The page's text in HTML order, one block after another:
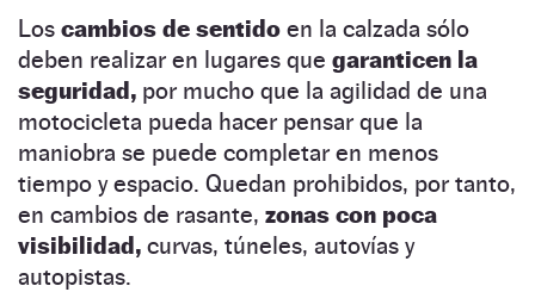
Los cambios de sentido en la calzada sólo
deben realizar en lugares que garanticen la
seguridad, por mucho que la agilidad de una
motocicleta pueda hacer pensar que la
maniobra se puede completar en menos
tiempo y espacio. Quedan prohibidos, por tanto,
en cambios de rasante, zonas con poca
visibilidad, curvas, túneles, autovías y
autopistas.